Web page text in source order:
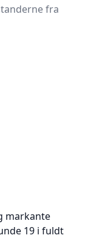
fra
markante
19 i fuldt